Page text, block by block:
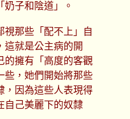
子和陰道」。
視那些「配不上」自
這就是公主病的開
的擁有「高度的客觀
些，她們開始將那些
，因為這些人表現得
自己美麗下的奴隸